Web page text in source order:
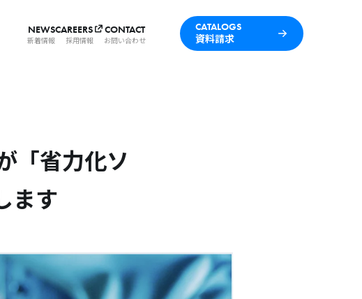
NEWS
新着情報
CAREERS
採用情報
CONTACT
お問い合わせ
CATALOGS
資料請求
「省力化ソ
ます